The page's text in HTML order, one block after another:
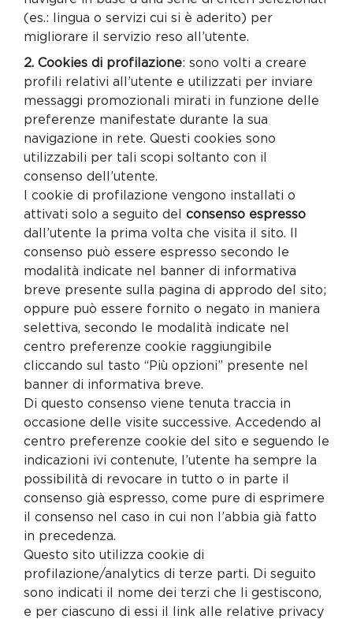
(es.: lingua o servizi cui si è aderito) per
migliorare il servizio reso all’utente.
2. Cookies di profilazione: sono volti a creare
profili relativi all’utente e utilizzati per inviare
messaggi promozionali mirati in funzione delle
preferenze manifestate durante la sua
navigazione in rete. Questi cookies sono
utilizzabili per tali scopi soltanto con il
consenso dell’utente.
I cookie di profilazione vengono installati o
attivati solo a seguito del consenso espresso
dall’utente la prima volta che visita il sito. Il
consenso può essere espresso secondo le
modalità indicate nel banner di informativa
breve presente sulla pagina di approdo del sito;
oppure può essere fornito o negato in maniera
selettiva, secondo le modalità indicate nel
centro preferenze cookie raggiungibile
cliccando sul tasto “Più opzioni” presente nel
banner di informativa breve.
Di questo consenso viene tenuta traccia in
occasione delle visite successive. Accedendo al
centro preferenze cookie del sito e seguendo le
indicazioni ivi contenute, l’utente ha sempre la
possibilità di revocare in tutto o in parte il
consenso già espresso, come pure di esprimere
il consenso nel caso in cui non l’abbia già fatto
in precedenza.
Questo sito utilizza cookie di
profilazione/analytics di terze parti. Di seguito
sono indicati il nome dei terzi che li gestiscono,
e per ciascuno di essi il link alle relative privacy